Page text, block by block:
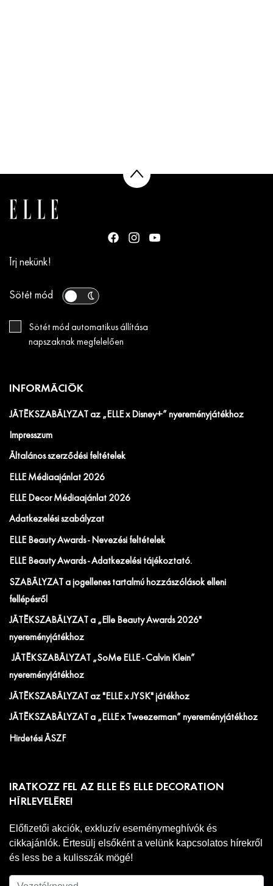
Írj nekünk!
Sötét mód
Sötét mód automatikus állítása
napszaknak megfelelően
INFORMÁCIÓK
JÁTÉKSZABÁLYZAT az „ELLE x Disney+” nyereményjátékhoz
Impresszum
Általános szerződési feltételek
ELLE Médiaajánlat 2026
ELLE Decor Médiaajánlat 2026
Adatkezelési szabályzat
ELLE Beauty Awards - Nevezési feltételek
ELLE Beauty Awards - Adatkezelési tájékoztató.
SZABÁLYZAT a jogellenes tartalmú hozzászólások elleni
fellépésről
JÁTÉKSZABÁLYZAT a „Elle Beauty Awards 2026"
nyereményjátékhoz
JÁTÉKSZABÁLYZAT „SoMe ELLE - Calvin Klein”
nyereményjátékhoz
JÁTÉKSZABÁLYZAT az "ELLE x JYSK" játékhoz
JÁTÉKSZABÁLYZAT a „ELLE x Tweezerman” nyereményjátékhoz
Hirdetési ÁSZF
IRATKOZZ FEL AZ ELLE ÉS ELLE DECORATION
HÍRLEVELÉRE!
Előfizetői akciók, exkluzív eseménymeghívók és
cikkajánlók. Értesülj elsőként a velünk kapcsolatos hírekről
és less be a kulisszák mögé!